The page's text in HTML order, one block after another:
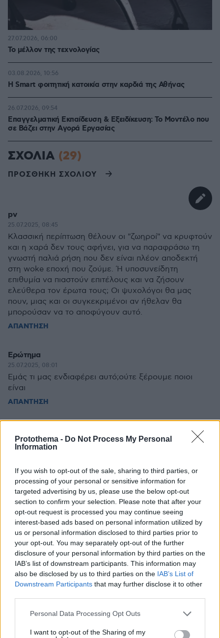
Protothema - Do Not Process My Personal
Information
If you wish to opt-out of the sale, sharing to third parties, or
processing of your personal or sensitive information for
targeted advertising by us, please use the below opt-out
section to confirm your selection. Please note that after your
opt-out request is processed you may continue seeing
interest-based ads based on personal information utilized by
us or personal information disclosed to third parties prior to
your opt-out. You may separately opt-out of the further
disclosure of your personal information by third parties on the
IAB’s list of downstream participants. This information may
also be disclosed by us to third parties on the IAB’s List of
Downstream Participants that may further disclose it to other
Please note that this website/app uses one or more Google
not limited to your visit or usage behaviour. You may click to
Personal Data Processing Opt Outs
I want to opt-out of the Sharing of my
Το μέλλον της τεχνολογίας
27.07.2026, 06:00
Η Smart φοιτητική κατοικία στην καρδιά της Αθήνας
03.08.2026, 10:56
Επαγγελματική Εκπαίδευση & Εξειδίκευση: Το Mοντέλο που
σε Bάζει στην Aγορά Eργασίας
26.07.2026, 09:54
ΣΧΟΛΙΑ (29)
ΠΡΟΣΘΗΚΗ ΣΧΟΛΙΟΥ
pv
25.07.2025, 08:45
Κλασσική περίπτωση θέλουν οι "ζωηροί" να κρυφτούν
και η χαρά δεν τους αφήνει, για να παραφράσω τη
γνωστή παλιά ρήση που δεν είναι πλέον αποδεκτή
στη woke εποχή που ζούμε. Ή υποσυνείδητη
επιθυμία να πιαστούν επιτέλους και να ζήσουν
ελεύθερα τον έρωτα τους; Οι ψυχολόγοι θα μας
πουν, μιας και οι συγκεκριμένοι αν ήθελαν θα
μπορούσαν να το αποφύγουν αυτό.
ΑΠΑΝΤΗΣΗ
Ερώτημα
25.07.2025, 08:01
Εμάς τι μας ενδιαφέρει αυτό;ούτε ξέρουμε ποιοι
είναι
ΑΠΑΝΤΗΣΗ
25.07.2025, 06:58
Αυτό το ενοχλητικό να στέκονται όρθιοι στο κάγκελο
κάθονται στη θέση τους είναι μεγάλη ασέβεια. Ποιοι
νομίζουν πως είναι?
ΑΠΑΝΤΗΣΗ
Chris
25.07.2025, 02:53
Με τόσα χρήματα που έχουν θα μπορούσαν να πάνε
σε βίλα κ να βλέπουν τη συναυλία σε live streaming.
Όταν πας εκεί δεν είναι μόνο ότι μπορεί να σε
πετύχει αδεσποτη κάμερα αλλά και ο συνάδελφος
ένοιαζε. Ο τρόπος που έγινε τους ένοιαξε. Να τους